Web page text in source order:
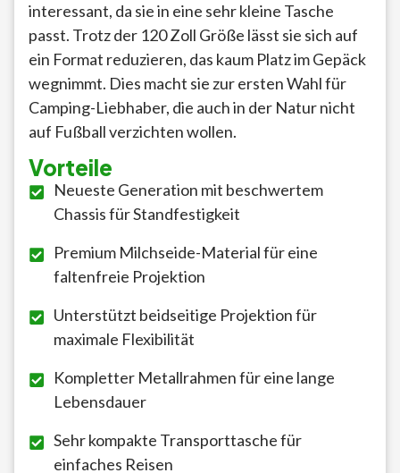
interessant, da sie in eine sehr kleine Tasche
passt. Trotz der 120 Zoll Größe lässt sie sich auf
ein Format reduzieren, das kaum Platz im Gepäck
wegnimmt. Dies macht sie zur ersten Wahl für
Camping-Liebhaber, die auch in der Natur nicht
auf Fußball verzichten wollen.
Vorteile
Neueste Generation mit beschwertem
Chassis für Standfestigkeit
Premium Milchseide-Material für eine
faltenfreie Projektion
Unterstützt beidseitige Projektion für
maximale Flexibilität
Kompletter Metallrahmen für eine lange
Lebensdauer
Sehr kompakte Transporttasche für
einfaches Reisen